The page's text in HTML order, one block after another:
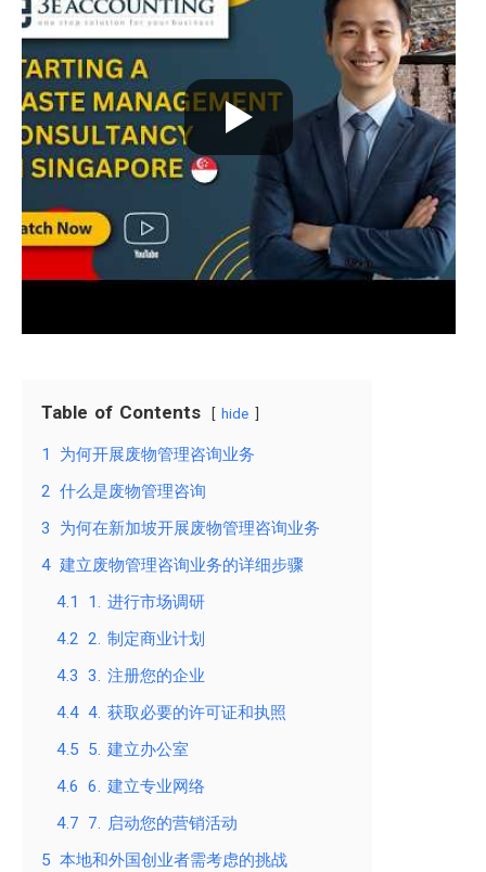
Table of Contents hide
1
为何开展废物管理咨询业务
2 什么是废物管理咨询
3
为何在新加坡开展废物管理咨询业务
4 建立废物管理咨询业务的详细步骤
4.1
1. 进行市场调研
4.2 2. 制定商业计划
4.3 3. 注册您的企业
4.4 4. 获取必要的许可证和执照
4.5 5. 建立办公室
4.6 6. 建立专业网络
4.7 7. 启动您的营销活动
5 本地和外国创业者需考虑的挑战